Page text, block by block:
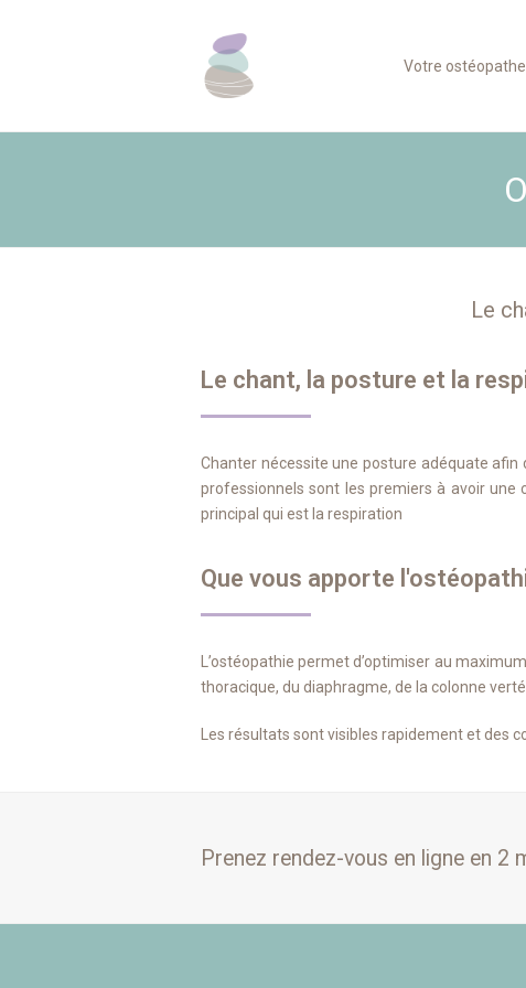
Votre ostéopathe
Le
Le chant, la posture et la
Chanter nécessite une posture adéquate
professionnels sont les premiers à avoir une
principal qui est la respiration
Que vous apporte
L’ostéopathie permet d’optimiser au
thoracique, du diaphragme, de la colonne
Les résultats sont visibles rapidement et des
Prenez rendez-vous en ligne en 2